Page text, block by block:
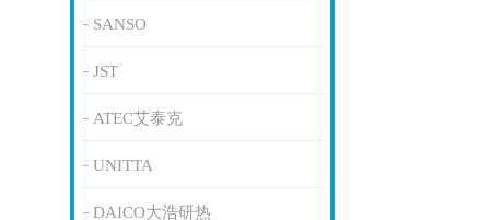
SANSO
JST
ATEC艾泰克
UNITTA
DAICO大浩研热